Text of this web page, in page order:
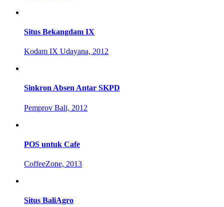
Situs Bekangdam IX
Kodam IX Udayana, 2012
Sinkron Absen Antar SKPD
Pemprov Bali, 2012
POS untuk Cafe
CoffeeZone, 2013
Situs BaliAgro